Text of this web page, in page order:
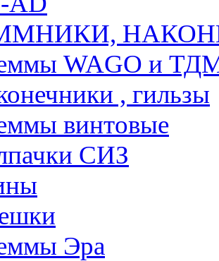
WAGO и
, гильзы
винтовые
СИЗ
Эра